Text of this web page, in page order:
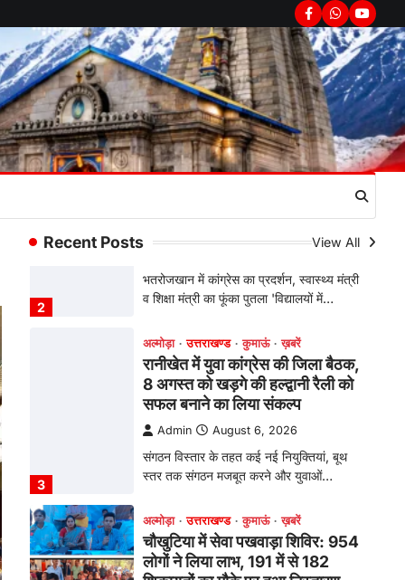
Facebook
Whatsapp
Recent Posts View All
2
Admin August 6, 2026
भतरोजखान में कांग्रेस का प्रदर्शन, स्वास्थ्य मंत्री
व शिक्षा मंत्री का फूंका पुतला 'विद्यालयों में…
अल्मोड़ा उत्तराखण्ड कुमाऊं ख़बरें
रानीखेत में युवा कांग्रेस की जिला बैठक,
8 अगस्त को खड़गे की हल्द्वानी रैली को
Admin August 6, 2026
संगठन विस्तार के तहत कई नई नियुक्तियां, बूथ
चौखुटिया में सेवा पखवाड़ा शिविर: 954
लोगों ने लिया लाभ, 191 में से 182
शिकायतों का मौके पर हुआ निस्तारण
Admin August 5, 2026
तड़ागताल में आयोजित सेवा पखवाड़ा शिविर में 954
मानिला देवी मंदिर में श्रीमद्भागवत कथा के
चतुर्थ दिवस धूमधाम से मनाया गया
श्रीकृष्ण जन्मोत्सव, राज्य मंत्री कैलाश
पंत ने किया कथा श्रवण